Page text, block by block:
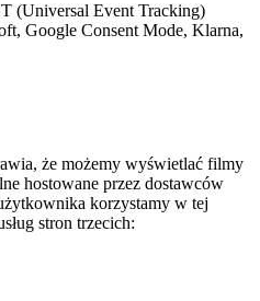
(Universal Event Tracking)
Google Consent Mode, Klarna,
że możemy wyświetlać filmy
hostowane przez dostawców
korzystamy w tej
stron trzecich: